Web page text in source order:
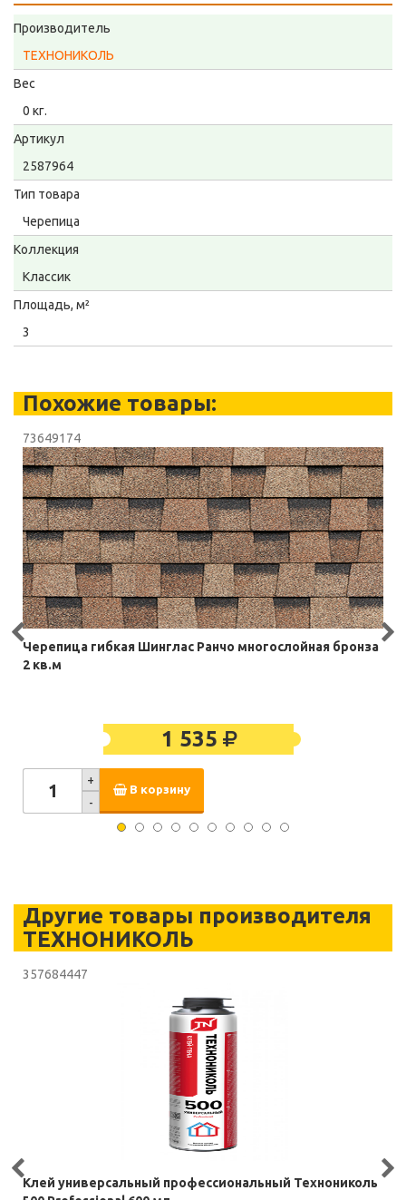
Производитель
ТЕХНОНИКОЛЬ
Вес
0 кг.
Артикул
2587964
Тип товара
Черепица
Коллекция
Классик
Площадь, м²
3
Похожие товары:
73649174
Черепица гибкая Шинглас Ранчо многослойная бронза
2 кв.м
1 535
+
-
В корзину
Другие товары производителя
ТЕХНОНИКОЛЬ
357684447
Клей универсальный профессиональный Технониколь